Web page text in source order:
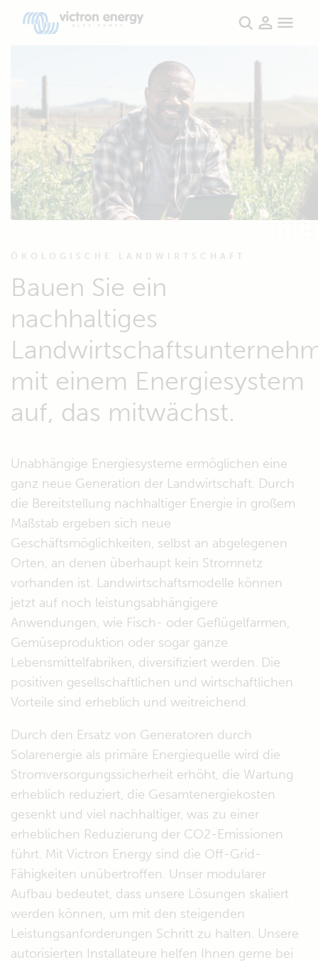
ÖKOLOGISCHE LANDWIRTSCHAFT
Bauen Sie ein
nachhaltiges
mit einem Energiesystem
auf, das mitwächst.
Unabhängige Energiesysteme ermöglichen eine
ganz neue Generation der Landwirtschaft. Durch
die Bereitstellung nachhaltiger Energie in großem
Maßstab ergeben sich neue
Geschäftsmöglichkeiten, selbst an abgelegenen
Orten, an denen überhaupt kein Stromnetz
vorhanden ist. Landwirtschaftsmodelle können
jetzt auf noch leistungsabhängigere
Anwendungen, wie Fisch- oder Geflügelfarmen,
Gemüseproduktion oder sogar ganze
Lebensmittelfabriken, diversifiziert werden. Die
positiven gesellschaftlichen und wirtschaftlichen
Vorteile sind erheblich und weitreichend.
Durch den Ersatz von Generatoren durch
Solarenergie als primäre Energiequelle wird die
Stromversorgungssicherheit erhöht, die Wartung
erheblich reduziert, die Gesamtenergiekosten
gesenkt und viel nachhaltiger, was zu einer
erheblichen Reduzierung der CO2-Emissionen
führt. Mit Victron Energy sind die Off-Grid-
Fähigkeiten unübertroffen. Unser modularer
Aufbau bedeutet, dass unsere Lösungen skaliert
werden können, um mit den steigenden
Leistungsanforderungen Schritt zu halten. Unsere
autorisierten Installateure helfen Ihnen gerne bei